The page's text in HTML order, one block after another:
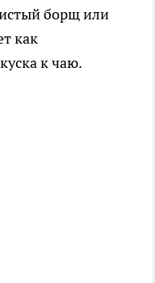
борщ или
как
к чаю.